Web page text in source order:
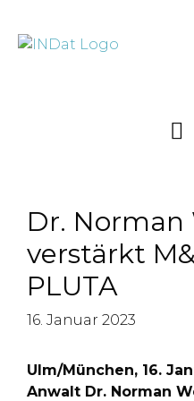
Dr. Norman
verstärkt
PLUTA
16. Januar 2023
Ulm/München, 16.
Anwalt Dr. Norman